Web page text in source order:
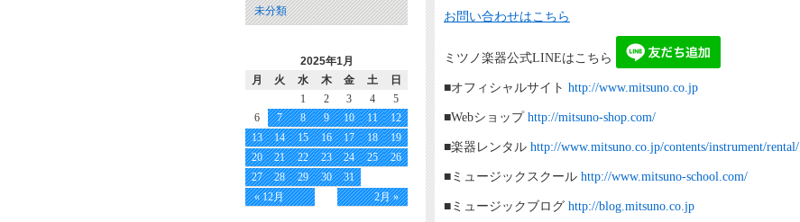
お問い合わせはこちら
ミツノ楽器公式LINEはこちら
■オフィシャルサイト http://www.mitsuno.co.jp
■Webショップ http://mitsuno-shop.com/
■楽器レンタル http://www.mitsuno.co.jp/contents/instrument/rental/
■ミュージックスクール http://www.mitsuno-school.com/
■ミュージックブログ http://blog.mitsuno.co.jp
未分類
2025年1月
月
火 水 木 金 土 日
« 12月 2月 »
1 2 3 4
5
6
7 8 9 10 11
12
13
14 15 16 17 18
19
20
21 22 23 24 25
26
27
28 29 30 31